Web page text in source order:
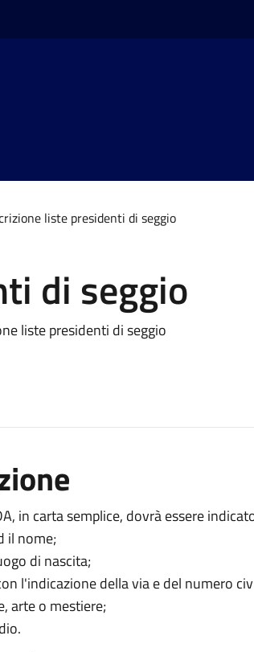
liste presidenti di seggio
di seggio
liste presidenti di seggio
in carta semplice, dovrà essere
il nome;
di nascita;
l'indicazione della via e del numero
arte o mestiere;